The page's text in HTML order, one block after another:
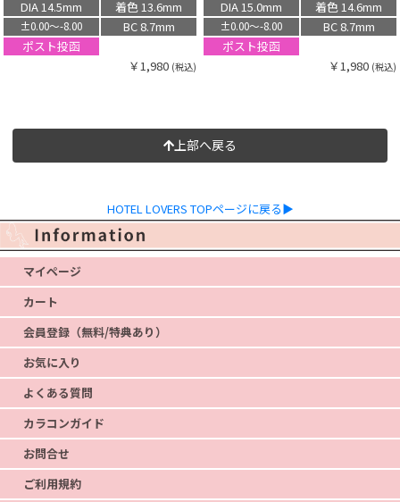
DIA 14.5mm
着色 13.6mm
±0.00〜-8.00
BC 8.7mm
ポスト投函
￥1,980 (税込)
DIA 15.0mm
着色 14.6mm
±0.00〜-8.00
BC 8.7mm
ポスト投函
￥1,980 (税込)
上部へ戻る
HOTEL LOVERS TOPページに戻る▶
マイページ
カート
会員登録（無料/特典あり）
お気に入り
よくある質問
カラコンガイド
お問合せ
ご利用規約